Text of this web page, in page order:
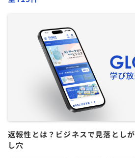
返報性とは？ビジネスで見落とし
し穴